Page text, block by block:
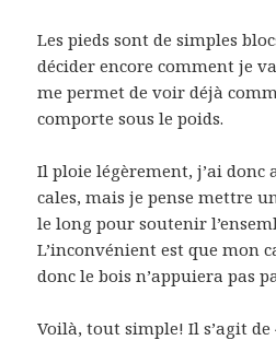
Les pieds sont de simples
décider encore comment je
me permet de voir déjà
comporte sous le poids.
Il ploie légèrement, j’ai donc
cales, mais je pense mettre
le long pour soutenir
L’inconvénient est que mon
donc le bois n’appuiera pas
Voilà, tout simple! Il s’agit de